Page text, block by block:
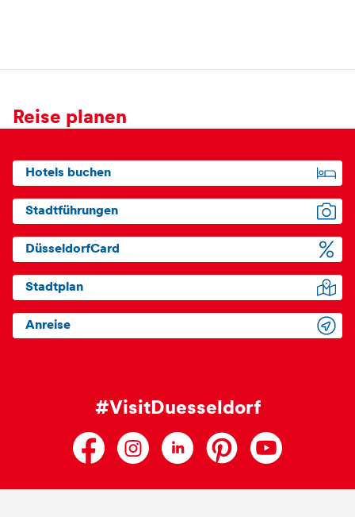
Reise planen
Hotels buchen
Stadtführungen
DüsseldorfCard
Stadtplan
Anreise
#VisitDuesseldorf